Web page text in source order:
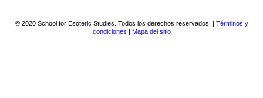
© 2020 School for Esoteric Studies. Todos los derechos reservados. | Términos y
condiciones | Mapa del sitio